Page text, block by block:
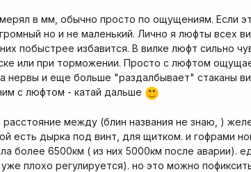
в мм, обычно просто по ощущениям. Если
но и не маленький. Лично я люфты всех
побыстрее избавится. В вилке люфт сильно
или при торможении. Просто с люфтом
нервы и еще больше "раздалбывает" стаканы
с люфтом - катай дальше
:)
расстояние между (блин названия не знаю, )
есть дырка под винт, для щитком. и гофрами
более 6500км ( из них 5000км после аварии).
плохо регулируется). но это можно